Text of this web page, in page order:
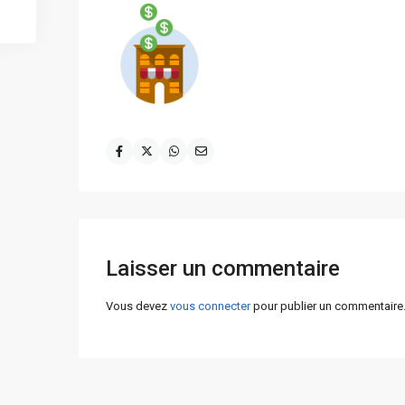
Laisser un commentaire
Vous devez vous connecterpour publier un commentaire.